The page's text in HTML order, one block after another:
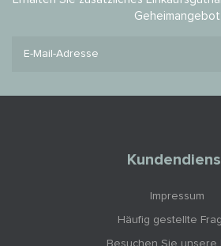
Geheimangebot
Impressum
Häufig gestellte
Besuchen Sie unsere